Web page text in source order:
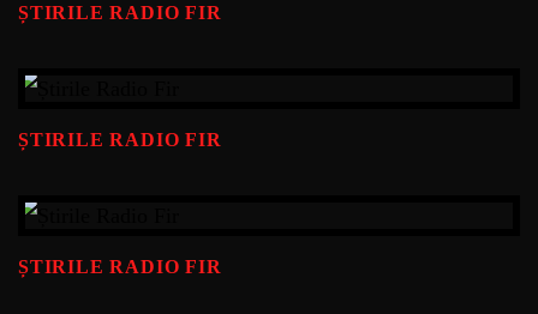
ȘTIRILE RADIO FIR
ȘTIRILE RADIO FIR
ȘTIRILE RADIO FIR